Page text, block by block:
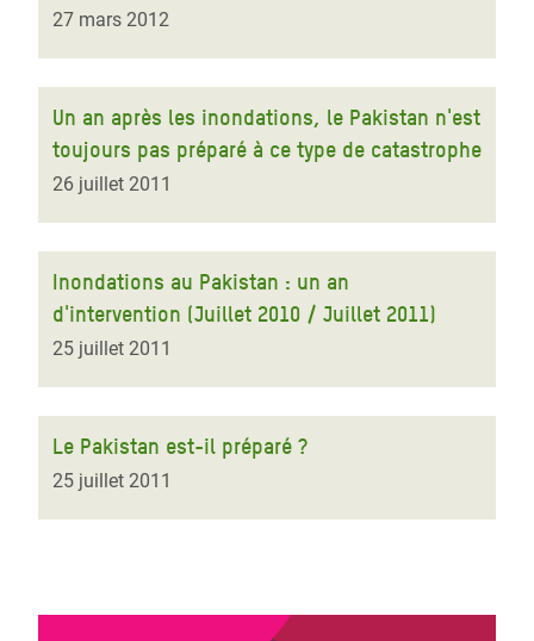
27 mars 2012
Un an après les inondations, le Pakistan n'est
toujours pas préparé à ce type de catastrophe
26 juillet 2011
Inondations au Pakistan : un an
d'intervention (Juillet 2010 / Juillet 2011)
25 juillet 2011
Le Pakistan est-il préparé ?
25 juillet 2011